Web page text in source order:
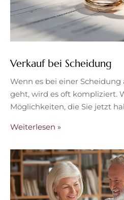
Verkauf bei Scheidung
Wenn es bei einer
geht, wird es oft kompliziert.
Möglichkeiten, die Sie jetzt
Weiterlesen »